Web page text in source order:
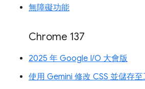
無障礙功能
Chrome 137
2025 年 Google I/O 大會版
使用 Gemini 修改 CSS 並儲存